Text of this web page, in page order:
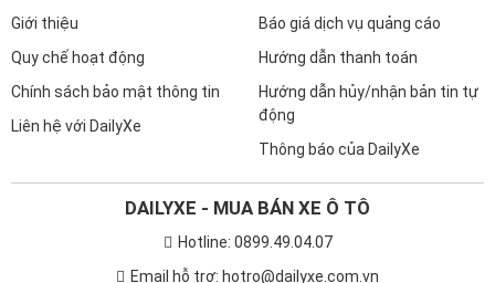
Giới thiệu
Quy chế hoạt động
Chính sách bảo mật thông tin
Liên hệ với DailyXe
Báo giá dịch vụ quảng cáo
Hướng dẫn thanh toán
Hướng dẫn hủy/nhận bản tin tự
động
Thông báo của DailyXe
DAILYXE - MUA BÁN XE Ô TÔ
Hotline: 0899.49.04.07
Email hỗ trợ: hotro@dailyxe.com.vn